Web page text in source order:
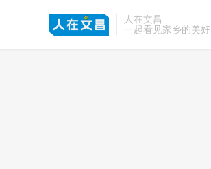
人在文昌
一起看见家乡的美好